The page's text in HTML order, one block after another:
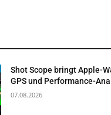
Shot Scope bringt Apple-
GPS und Performance-
07.08.2026